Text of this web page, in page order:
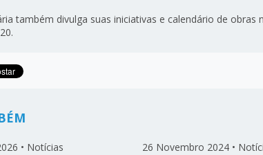
também divulga suas iniciativas e calendário de obras
• Notícias 26 Novembro 2024•